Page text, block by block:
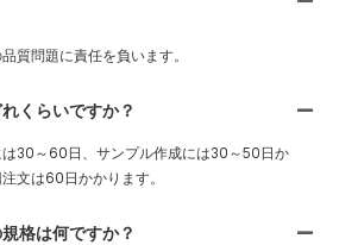
質問題に責任を負います。
くらいですか？
は30～60日、サンプル作成には30～50日か
文は60日かかります。
格は何ですか？